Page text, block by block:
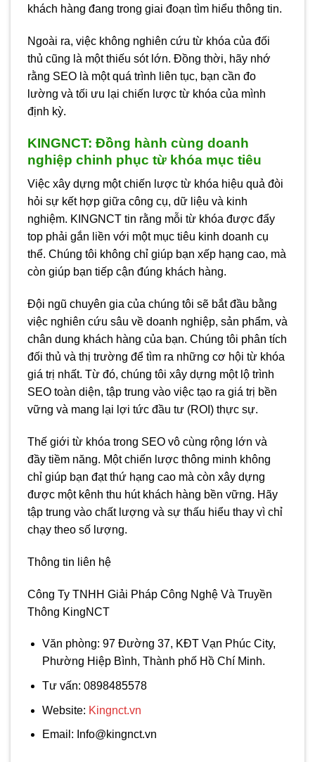
khách hàng đang trong giai đoạn tìm hiểu thông tin.
Ngoài ra, việc không nghiên cứu từ khóa của đối
thủ cũng là một thiếu sót lớn. Đồng thời, hãy nhớ
rằng SEO là một quá trình liên tục, bạn cần đo
lường và tối ưu lại chiến lược từ khóa của mình
định kỳ.
KINGNCT: Đồng hành cùng doanh
nghiệp chinh phục từ khóa mục tiêu
Việc xây dựng một chiến lược từ khóa hiệu quả đòi
hỏi sự kết hợp giữa công cụ, dữ liệu và kinh
nghiệm. KINGNCT tin rằng mỗi từ khóa được đẩy
top phải gắn liền với một mục tiêu kinh doanh cụ
thể. Chúng tôi không chỉ giúp bạn xếp hạng cao, mà
còn giúp bạn tiếp cận đúng khách hàng.
Đội ngũ chuyên gia của chúng tôi sẽ bắt đầu bằng
việc nghiên cứu sâu về doanh nghiệp, sản phẩm, và
chân dung khách hàng của bạn. Chúng tôi phân tích
đối thủ và thị trường để tìm ra những cơ hội từ khóa
giá trị nhất. Từ đó, chúng tôi xây dựng một lộ trình
SEO toàn diện, tập trung vào việc tạo ra giá trị bền
vững và mang lại lợi tức đầu tư (ROI) thực sự.
Thế giới từ khóa trong SEO vô cùng rộng lớn và
đầy tiềm năng. Một chiến lược thông minh không
chỉ giúp bạn đạt thứ hạng cao mà còn xây dựng
được một kênh thu hút khách hàng bền vững. Hãy
tập trung vào chất lượng và sự thấu hiểu thay vì chỉ
chạy theo số lượng.
Thông tin liên hệ
Công Ty TNHH Giải Pháp Công Nghệ Và Truyền
Thông KingNCT
Văn phòng: 97 Đường 37, KĐT Vạn Phúc City,
Phường Hiệp Bình, Thành phố Hồ Chí Minh.
Tư vấn: 0898485578
Website: Kingnct.vn
Email: Info@kingnct.vn